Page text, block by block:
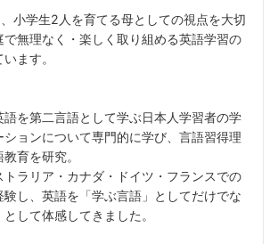
小学生2人を育てる母としての視点を大切
で無理なく・楽しく取り組める英語学習の
ます。
を第二言語として学ぶ日本人学習者の学
ションについて専門的に学び、言語習得理
育を研究。
トラリア・カナダ・ドイツ・フランスでの
験し、英語を「学ぶ言語」としてだけでな
して体感してきました。